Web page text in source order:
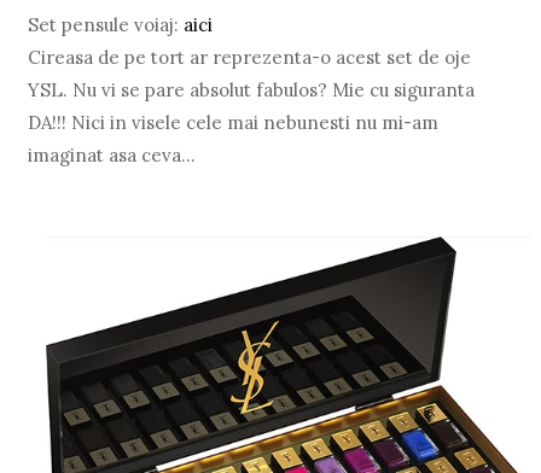
Set pensule voiaj: aici
Cireasa de pe tort ar reprezenta-o acest set de oje
YSL. Nu vi se pare absolut fabulos? Mie cu siguranta
DA!!! Nici in visele cele mai nebunesti nu mi-am
imaginat asa ceva...